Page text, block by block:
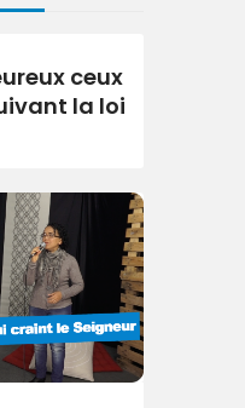
ceux
la loi